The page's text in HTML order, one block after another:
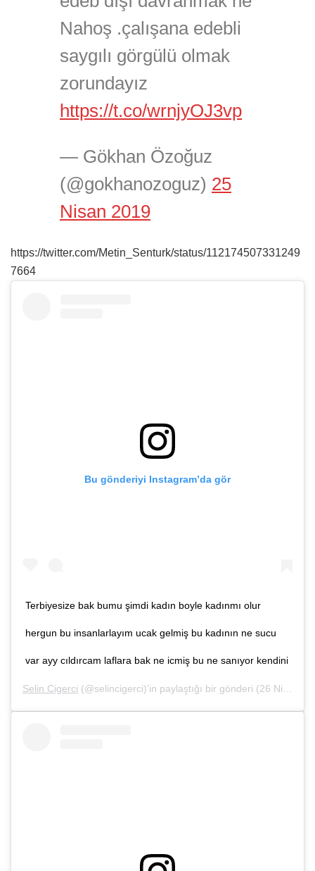
Nahoş .çalışana edebli
saygılı görgülü olmak
zorundayız
https://t.co/wrnjyOJ3vp
— Gökhan Özoğuz
(@gokhanozoguz) 25
Nisan 2019
https://twitter.com/Metin_Senturk/status/112174507331249
7664
Bu gönderiyi Instagram’da gör
Terbiyesize bak bumu şimdi kadın boyle kadınmı olur
hergun bu insanlarlayım ucak gelmiş bu kadının ne sucu
var ayy cıldırcam laflara bak ne icmiş bu ne sanıyor kendini
Selin Cigerci (@selincigerci)’in paylaştığı bir gönderi (26 Nis, 2019, 2:18öö PDT